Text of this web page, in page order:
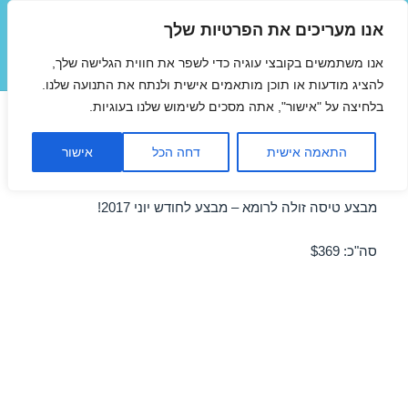
אנו מעריכים את הפרטיות שלך
אנו משתמשים בקובצי עוגיה כדי לשפר את חווית הגלישה שלך,
להציג מודעות או תוכן מותאמים אישית ולנתח את התנועה שלנו.
בלחיצה על "אישור", אתה מסכים לשימוש שלנו בעוגיות.
התאמה אישית דחה הכל אישור
תפריטים
ווידג'טים
טיסות מוזלות לרומא ביוני
28/06/2017
מבצע טיסה זולה לרומא – מבצע לחודש יוני 2017!
סה"כ: $369